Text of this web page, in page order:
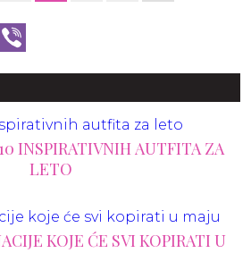
Pinterest
INSPIRATIVNIH AUTFITA ZA
LETO
KOJE ĆE SVI KOPIRATI U